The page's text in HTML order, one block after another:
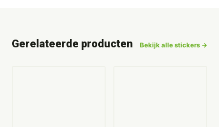
Gerelateerde producten Bekijk alle stickers →